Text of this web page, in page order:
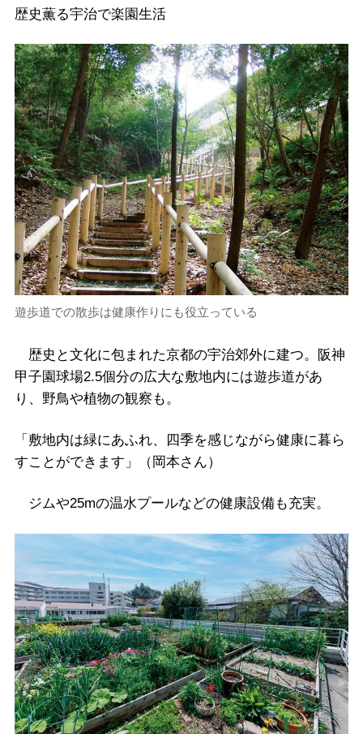
歴史薫る宇治で楽園生活
遊歩道での散歩は健康作りにも役立っている
歴史と文化に包まれた京都の宇治郊外に建つ。阪神
甲子園球場2.5個分の広大な敷地内には遊歩道があ
り、野鳥や植物の観察も。
「敷地内は緑にあふれ、四季を感じながら健康に暮ら
すことができます」（岡本さん）
ジムや25mの温水プールなどの健康設備も充実。